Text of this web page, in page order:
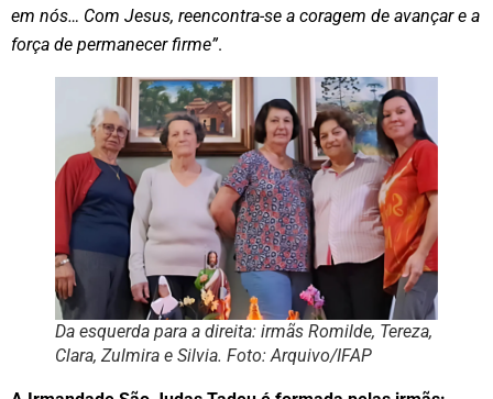
em nós… Com Jesus, reencontra-se a coragem de avançar e a
força de permanecer firme”.
Da esquerda para a direita: irmãs Romilde, Tereza,
Clara, Zulmira e Silvia. Foto: Arquivo/IFAP